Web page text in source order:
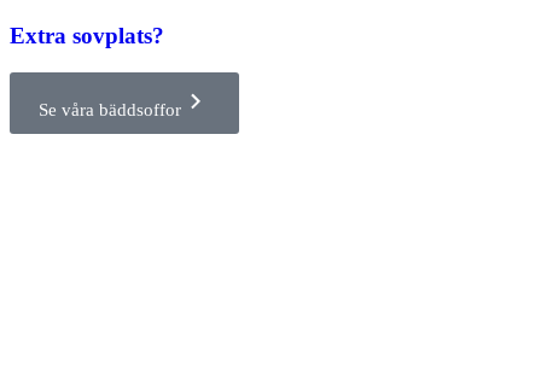
Extra sovplats?
Se våra bäddsoffor